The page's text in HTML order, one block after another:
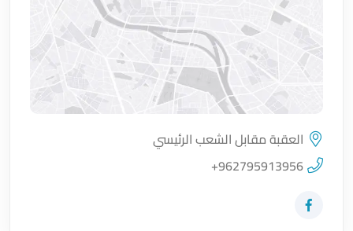
اضغط لتحميل الموقع
العقبة مقابل الشعب الرئيسي
+962795913956
زيارة حساب المتجر على Facebook-f